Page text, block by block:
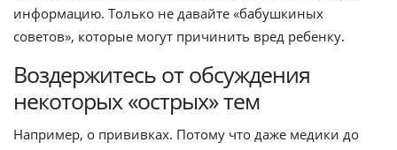
информацию. Только не давайте «бабушкиных
советов», которые могут причинить вред ребенку.
Воздержитесь от обсуждения
некоторых «острых» тем
Например, о прививках. Потому что даже медики до